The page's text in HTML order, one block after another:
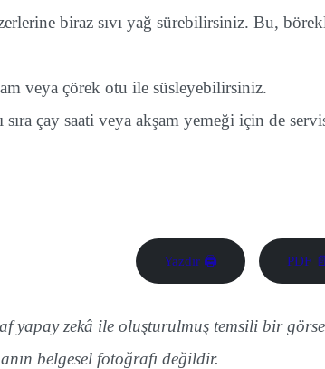
biraz sıvı yağ sürebilirsiniz. Bu,
veya çörek otu ile süsleyebilirsiniz.
sıra çay saati veya akşam yemeği için de
Yazdır 🖨 PDF 📄
yapay zekâ ile oluşturulmuş temsili bir
belgesel fotoğrafı değildir.